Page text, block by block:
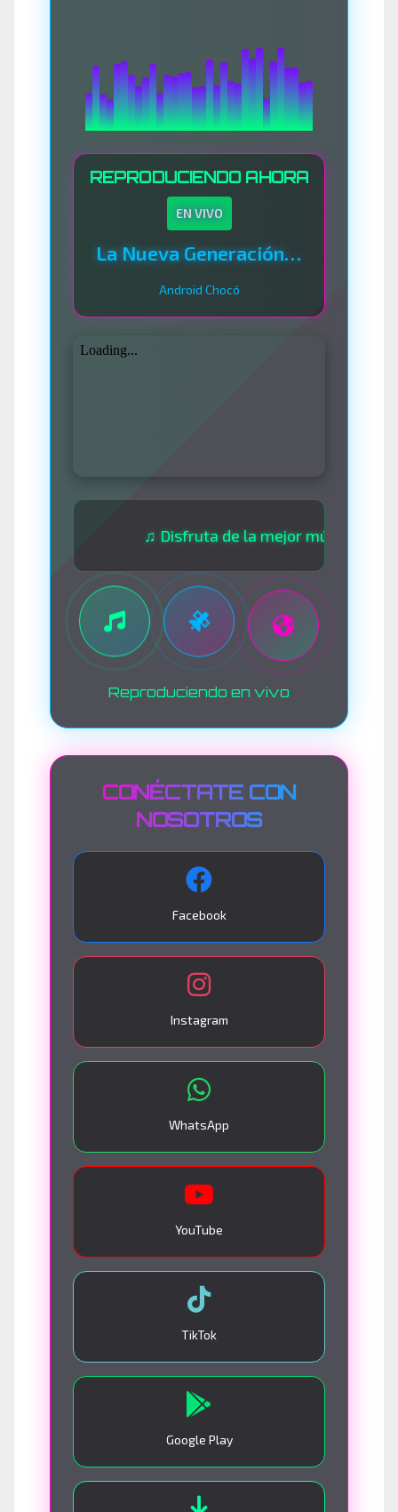
REPRODUCIENDO AHORA
EN VIVO
La Nueva Generación Del Sistema
Android Chocó
♫ Disfruta de la mejor música las 24
Reproduciendo en vivo
CONÉCTATE CON
NOSOTROS
Facebook
Instagram
WhatsApp
YouTube
TikTok
Google Play